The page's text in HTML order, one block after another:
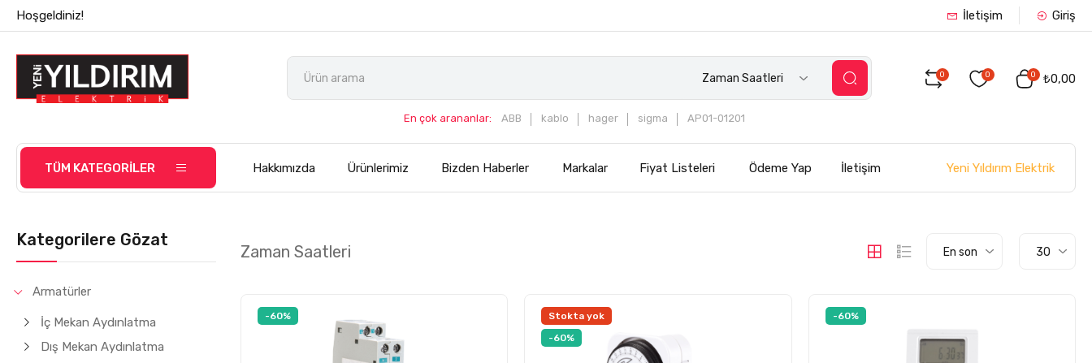
Hoşgeldiniz! İletişim Giriş
Zaman Saatleri
En çok arananlar: ABB kablo hager sigma AP01-01201
0 0 0 ₺0,00
TÜM KATEGORİLER Hakkımızda Ürünlerimiz Bizden Haberler Markalar Fiyat Listeleri Ödeme Yap İletişim Yeni Yıldırım Elektrik
Kategorilere Gözat
Armatürler
İç Mekan Aydınlatma
Dış Mekan Aydınlatma
Zaman Saatleri En son 30
-60%
Stokta yok
-60%
-60%